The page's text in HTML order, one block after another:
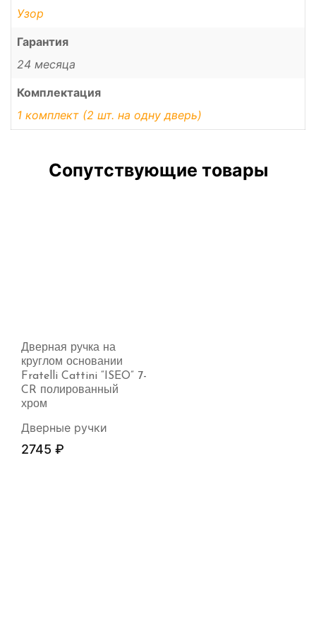
Узор
Гарантия
24 месяца
Комплектация
1 комплект (2 шт. на одну дверь)
Сопутствующие товары
Дверная ручка на
круглом основании
Fratelli Cattini “ISEO” 7-
CR полированный
хром
Дверные ручки
2745 ₽